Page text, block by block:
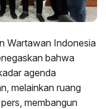
Wartawan Indonesia
bahwa
agenda
melainkan ruang
membangun